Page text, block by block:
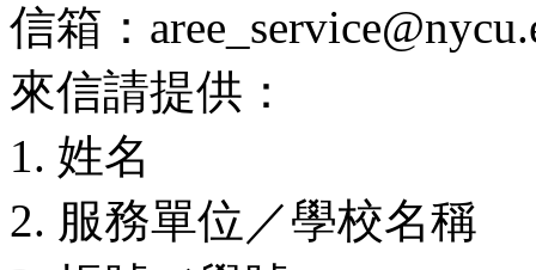
信箱：
來信請提供：
1. 姓名
2. 服務單位／學校名稱